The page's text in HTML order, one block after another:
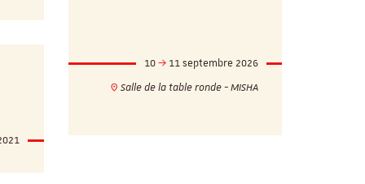
- MISHA
10
11 septembre 2026
Salle de la table ronde - MISHA